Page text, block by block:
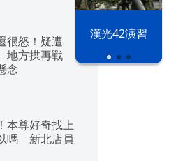
漢光42演習
很怒！疑遭
地方拱再戰
念
本尊好奇找上
嗎 新北店員